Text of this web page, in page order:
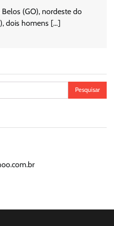
(GO), nordeste do
dois homens […]